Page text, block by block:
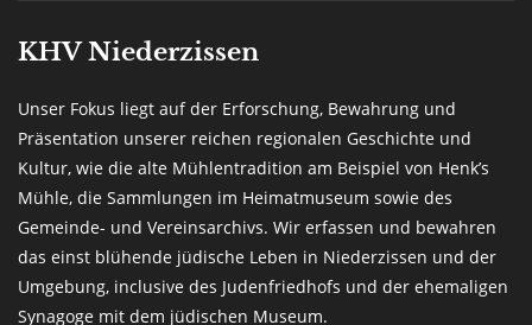
KHV Niederzissen
Unser Fokus liegt auf der Erforschung, Bewahrung und
Präsentation unserer reichen regionalen Geschichte und
Kultur, wie die alte Mühlentradition am Beispiel von Henk’s
Mühle, die Sammlungen im Heimatmuseum sowie des
Gemeinde- und Vereinsarchivs. Wir erfassen und bewahren
das einst blühende jüdische Leben in Niederzissen und der
Umgebung, inclusive des Judenfriedhofs und der ehemaligen
Synagoge mit dem jüdischen Museum.